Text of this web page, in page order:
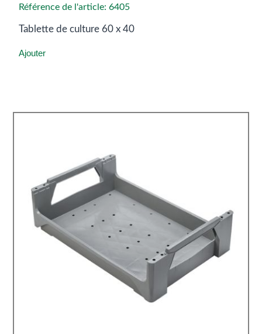
Référence de l'article: 6405
Tablette de culture 60 x 40
Ajouter